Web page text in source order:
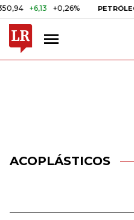
+6,13 +0,26% PETRÓLEO WTI
ACOPLÁSTICOS